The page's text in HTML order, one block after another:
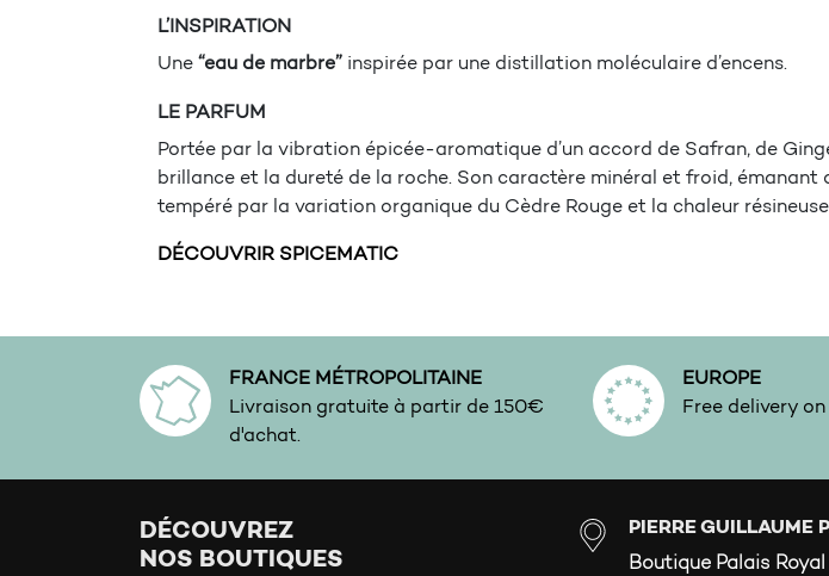
L’INSPIRATION
Une “eau de marbre” inspirée par une distillation moléculaire d’encens.
LE PARFUM
Portée par la vibration épicée-aromatique d’un accord de Safran, de
brillance et la dureté de la roche. Son caractère minéral et froid, émanant
tempéré par la variation organique du Cèdre Rouge et la chaleur
DÉCOUVRIR SPICEMATIC
FRANCE MÉTROPOLITAINE
Livraison gratuite à partir de 150€
d'achat.
EUROPE
Free delivery
DÉCOUVREZ
NOS BOUTIQUES
PIERRE GUILLAUME
Boutique Palais Royal